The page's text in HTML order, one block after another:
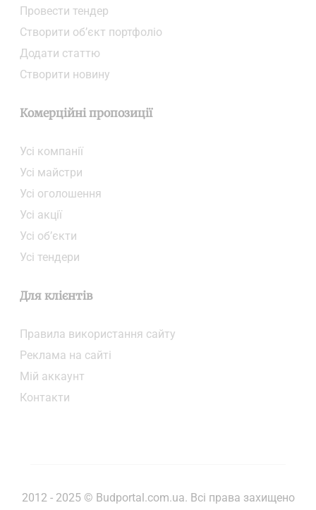
Провести тендер
Створити об’єкт портфоліо
Додати статтю
Створити новину
Комерційні пропозиції
Усі компанії
Усі майстри
Усі оголошення
Усі акції
Усі об’єкти
Усі тендери
Для клієнтів
Правила використання сайту
Реклама на сайті
Мій аккаунт
Контакти
2012 - 2025 © Budportal.com.ua. Всі права захищено